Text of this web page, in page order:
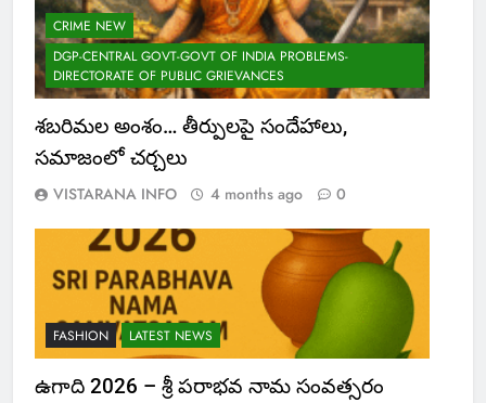
CRIME NEW
DGP-CENTRAL GOVT-GOVT OF INDIA PROBLEMS-
DIRECTORATE OF PUBLIC GRIEVANCES
శబరిమల అంశం… తీర్పులపై సందేహాలు,
సమాజంలో చర్చలు
VISTARANA INFO 4 months ago 0
FASHION LATEST NEWS
ఉగాది 2026 – శ్రీ పరాభవ నామ సంవత్సరం